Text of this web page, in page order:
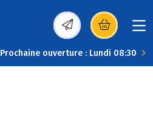
(s’ouvre dans une
Prochaine ouverture : Lundi 08:30